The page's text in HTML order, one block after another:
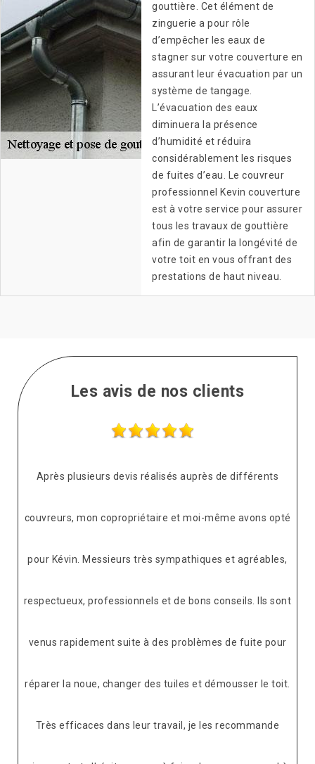
gouttière. Cet élément de
zinguerie a pour rôle
d’empêcher les eaux de
stagner sur votre couverture en
assurant leur évacuation par un
système de tangage.
L’évacuation des eaux
diminuera la présence
d’humidité et réduira
considérablement les risques
de fuites d’eau. Le couvreur
professionnel Kevin couverture
est à votre service pour assurer
tous les travaux de gouttière
afin de garantir la longévité de
votre toit en vous offrant des
prestations de haut niveau.
Les avis de nos clients
Après plusieurs devis réalisés auprès de différents
couvreurs, mon copropriétaire et moi-même avons opté
pour Kévin. Messieurs très sympathiques et agréables,
respectueux, professionnels et de bons conseils. Ils sont
venus rapidement suite à des problèmes de fuite pour
réparer la noue, changer des tuiles et démousser le toit.
Très efficaces dans leur travail, je les recommande